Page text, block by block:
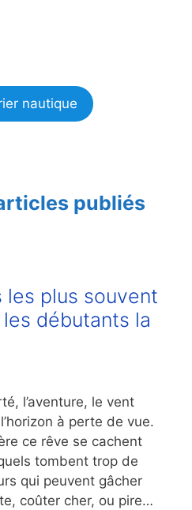
nautique
publiés
les plus souvent
débutants la
l’aventure, le vent
à perte de vue.
ce rêve se cachent
tombent trop de
qui peuvent gâcher
coûter cher, ou pire…